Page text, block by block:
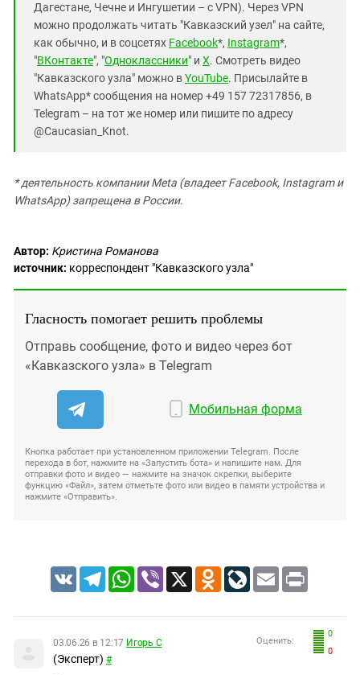
Дагестане, Чечне и Ингушетии – с VPN). Через VPN
можно продолжать читать "Кавказский узел" на сайте,
как обычно, и в соцсетях Facebook*, Instagram*,
"ВКонтакте", "Одноклассники" и X. Смотреть видео
"Кавказского узла" можно вYouTube. Присылайте в
WhatsApp* сообщения на номер +49 157 72317856, в
Telegram – на тот же номер или пишите по адресу
@Caucasian_Knot.
* деятельность компании Meta (владеет Facebook, Instagram и
WhatsApp) запрещена в России.
Автор: Кристина Романова
источник: корреспондент "Кавказского узла"
Гласность помогает решить проблемы
Отправь сообщение, фото и видео через бот
«Кавказского узла» в Telegram
Мобильная форма
Кнопка работает при установленном приложении Telegram. После
перехода в бот, нажмите на «Запустить бота» и напишите нам. Для
отправки фото и видео — нажмите на значок скрепки, выберите
функцию «Файл», затем отметьте фото или видео в памяти устройства и
нажмите «Отправить».
VK TelegramWhatsApp
Viber X Odnoklassniki
LiveJournal
Email Print
0
0
Оценить:
03.06.26 в 12:17 Игорь С
(Эксперт) #